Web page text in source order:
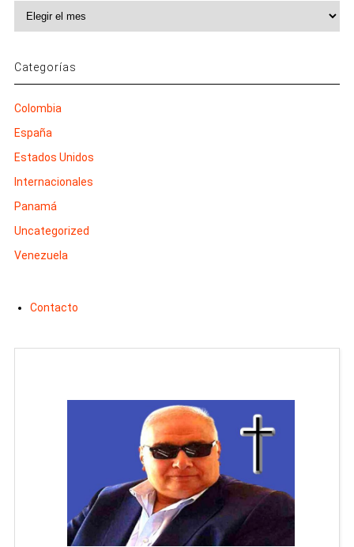
Categorías
Colombia
España
Estados Unidos
Internacionales
Panamá
Uncategorized
Venezuela
Contacto